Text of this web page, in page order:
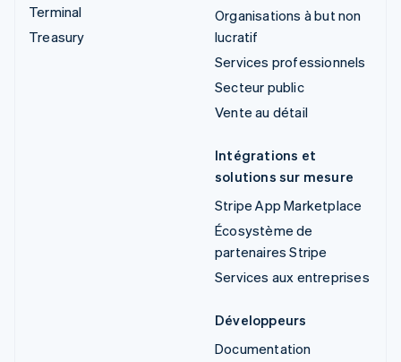
Terminal
Treasury
Organisations à but non
lucratif
Services professionnels
Secteur public
Vente au détail
Intégrations et
solutions sur mesure
Stripe App Marketplace
Écosystème de
partenaires Stripe
Services aux entreprises
Développeurs
Documentation